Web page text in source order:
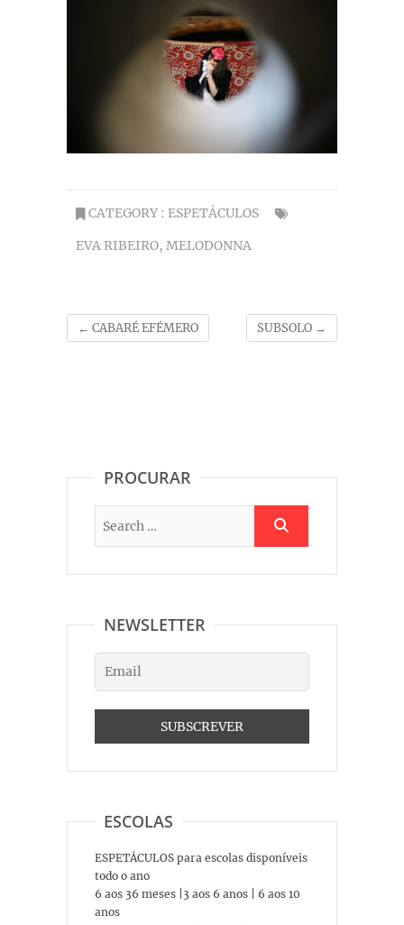
CATEGORY : ESPETÁCULOS
EVA RIBEIRO, MELODONNA
← CABARÉ EFÉMERO SUBSOLO →
PROCURAR
NEWSLETTER
ESCOLAS
ESPETÁCULOS para escolas disponíveis
todo o ano
6 aos 36 meses |3 aos 6 anos | 6 aos 10
anos